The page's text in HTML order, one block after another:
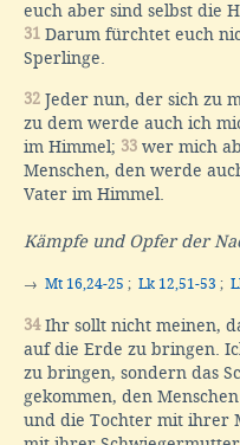
euch aber sind selbst die
31 Darum fürchtet euch
Sperlinge.
32 Jeder nun, der sich zu
zu dem werde auch ich
im Himmel; 33 wer mich
Menschen, den werde
Vater im Himmel.
Kämpfe und Opfer der
→ Mt 16,24-25 ; Lk 12,51-53 ;
34Ihr sollt nicht meinen,
auf die Erde zu bringen.
zu bringen, sondern das
gekommen, den
und die Tochter mit ihrer